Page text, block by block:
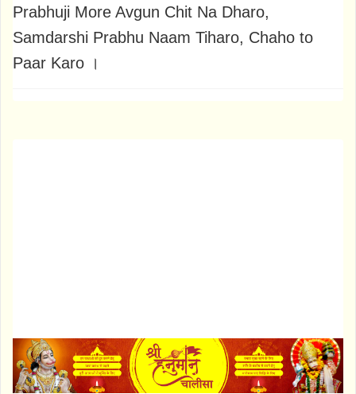
Prabhuji More Avgun Chit Na Dharo,
Samdarshi Prabhu Naam Tiharo, Chaho to
Paar Karo ।